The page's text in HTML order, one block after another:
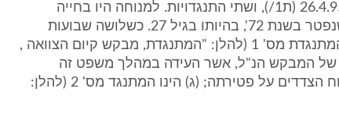
לקיום צוואתה האחרונה, מיום 26.4.95 (ת1/), ושתי התנגדויות. למנוחה היו בחייה
שלושה ילדים: (א) בנה הבכור שנפטר בשנת 72', בהיותו בגיל 27. כשלושה שבועות
לאחר פטירתו נולדה בתו, היא המתנגדת מס' 1 (להלן: "המתנגדת, מבקש קיום הצוואה ,
של המבקש הנ"ל, אשר העידה במהלך משפט זה
ובישיבה האחרונה דיווחו באי-כוח הצדדים על פטירתה; (ג) הינו המתנגד מס' 2 (להלן: